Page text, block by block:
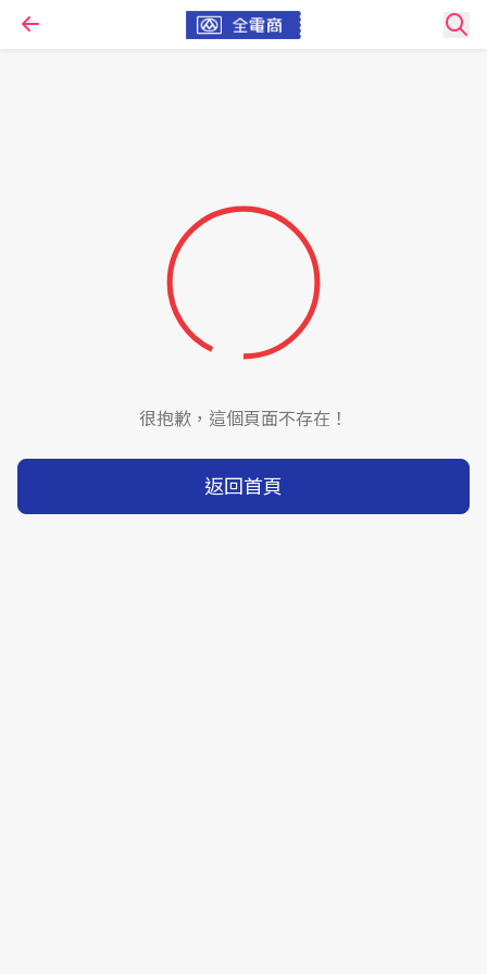
很抱歉，這個頁面不存在！
返回首頁